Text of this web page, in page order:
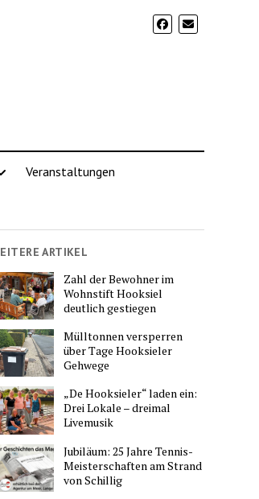
Veranstaltungen
ARTIKEL
Zahl der Bewohner im
Wohnstift Hooksiel
deutlich gestiegen
Mülltonnen versperren
über Tage Hooksieler
Gehwege
„De Hooksieler“ laden ein:
Drei Lokale – dreimal
Livemusik
Jubiläum: 25 Jahre Tennis-
Meisterschaften am Strand
von Schillig